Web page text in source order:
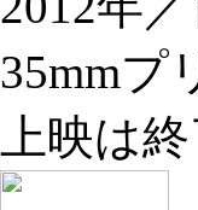
35mmプ
上映は